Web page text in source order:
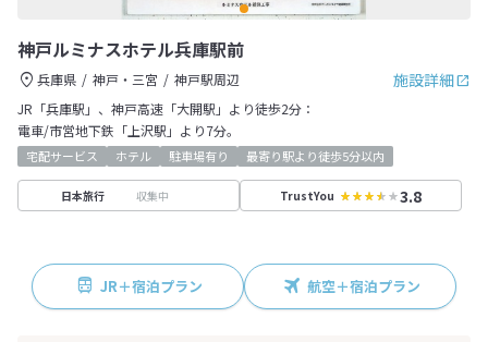
神戸ルミナスホテル兵庫駅前
施設詳細
兵庫県 神戸・三宮
神戸駅周辺
JR「兵庫駅」、神戸高速「大開駅」より徒歩2分：
電車/市営地下鉄「上沢駅」より7分。
宅配サービス ホテル 駐車場有り 最寄り駅より徒歩5分以内
日本旅行 収集中 TrustYou 3.8
JR＋宿泊プラン 航空＋宿泊プラン